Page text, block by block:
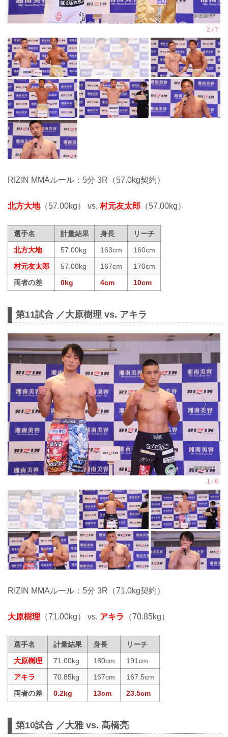
RIZIN MMAルール：5分 3R（57.0kg契約）
北方大地（57.00kg） vs.村元友太郎 （57.00kg）
選手名 計量結果 身長
リーチ
北方大地
57.00kg 163cm
160cm
村元友太郎
57.00kg 167cm
170cm
両者の差
0kg 4cm 10cm
第11試合 ／大原樹理 vs. アキラ
RIZIN MMAルール：5分 3R（71.0kg契約）
大原樹理 （71.00kg） vs. アキラ （70.85kg）
選手名 計量結果 身長
リーチ
大原樹理
71.00kg 180cm
191cm
アキラ
70.85kg 167cm
167.5cm
両者の差
0.2kg 13cm 23.5cm
第10試合 ／大雅 vs. 髙橋亮